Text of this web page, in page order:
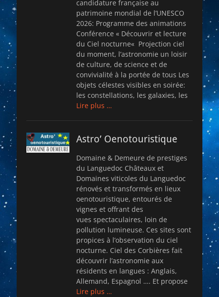
candidature française au
patrimoine mondial de l’UNESCO
2026: Programme des animations
Conférence « Découvrir et lecture
du Ciel nocturne« Projection ciel
du moment, l’astronomie un loisir
de culture, de science et de
convivialité à la portée de tous Les
objets célestes visibles en soirée:
les constellations, les galaxies, les
Lire plus …
Astro’ Oenotouristique
Domaine & Demeure de prestiges
du Languedoc Châteaux et
Domaines viticoles du Languedoc
rénovés et transformés en lieux
oenotouristique, entourés de
vignes et offrant des
vues spectaculaires, loin de
pollution lumineuse. Ces sites sont
propices à l’observation du ciel
nocturne. Ciel des Corbières fait
découvrir l’astronomie aux
résidents en langues : Anglais,
Allemand, Espagnol …. Et propose
Lire plus …